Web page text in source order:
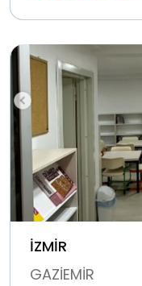
İZMİR
GAZİEMİR